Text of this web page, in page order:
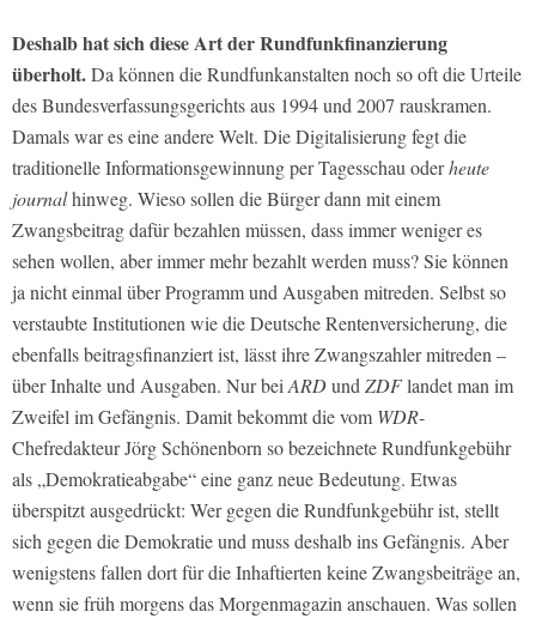
Deshalb hat sich diese Art der Rundfunkfinanzierung
überholt.Da können die Rundfunkanstalten noch so oft die Urteile
des Bundesverfassungsgerichts aus 1994 und 2007 rauskramen.
Damals war es eine andere Welt. Die Digitalisierung fegt die
traditionelle Informationsgewinnung per Tagesschau oderheute
journalhinweg. Wieso sollen die Bürger dann mit einem
Zwangsbeitrag dafür bezahlen müssen, dass immer weniger es
sehen wollen, aber immer mehr bezahlt werden muss? Sie können
ja nicht einmal über Programm und Ausgaben mitreden. Selbst so
verstaubte Institutionen wie die Deutsche Rentenversicherung, die
ebenfalls beitragsfinanziert ist, lässt ihre Zwangszahler mitreden –
über Inhalte und Ausgaben. Nur bei ARDund ZDFlandet man im
Zweifel im Gefängnis. Damit bekommt die vom WDR-
Chefredakteur Jörg Schönenborn so bezeichnete Rundfunkgebühr
als „Demokratieabgabe“ eine ganz neue Bedeutung. Etwas
überspitzt ausgedrückt: Wer gegen die Rundfunkgebühr ist, stellt
sich gegen die Demokratie und muss deshalb ins Gefängnis. Aber
wenigstens fallen dort für die Inhaftierten keine Zwangsbeiträge an,
wenn sie früh morgens das Morgenmagazin anschauen. Was sollen